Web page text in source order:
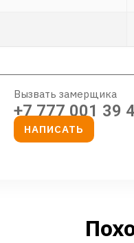
Вызвать замерщика
+7 777 001 39
НАПИСАТЬ